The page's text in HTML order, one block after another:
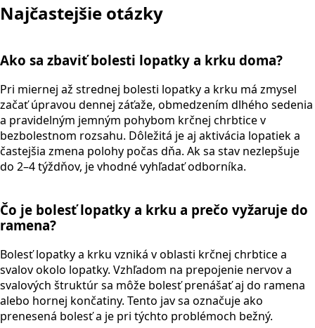
Najčastejšie otázky
Ako sa zbaviť bolesti lopatky a krku doma?
Pri miernej až strednej bolesti lopatky a krku má zmysel
začať úpravou dennej záťaže, obmedzením dlhého sedenia
a pravidelným jemným pohybom krčnej chrbtice v
bezbolestnom rozsahu. Dôležitá je aj aktivácia lopatiek a
častejšia zmena polohy počas dňa. Ak sa stav nezlepšuje
do 2–4 týždňov, je vhodné vyhľadať odborníka.
Čo je bolesť lopatky a krku a prečo vyžaruje do
ramena?
Bolesť lopatky a krku vzniká v oblasti krčnej chrbtice a
svalov okolo lopatky. Vzhľadom na prepojenie nervov a
svalových štruktúr sa môže bolesť prenášať aj do ramena
alebo hornej končatiny. Tento jav sa označuje ako
prenesená bolesť a je pri týchto problémoch bežný.